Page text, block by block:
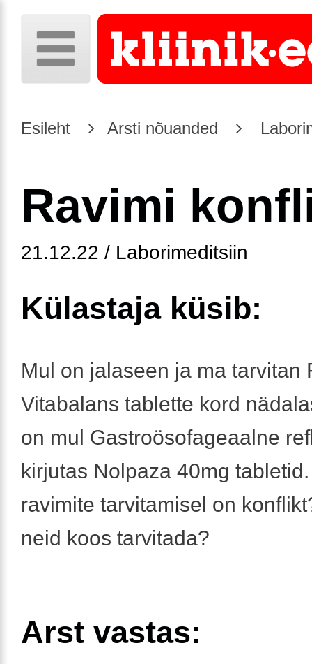
Esileht Arsti nõuanded
Ravimi
21.12.22 / Laborimeditsiin
Külastaja küsib:
Mul on jalaseen ja ma tarvitan
Vitabalans tablette kord
on mul Gastroösofageaalne
kirjutas Nolpaza 40mg
ravimite tarvitamisel on
neid koos tarvitada?
Arst vastas: